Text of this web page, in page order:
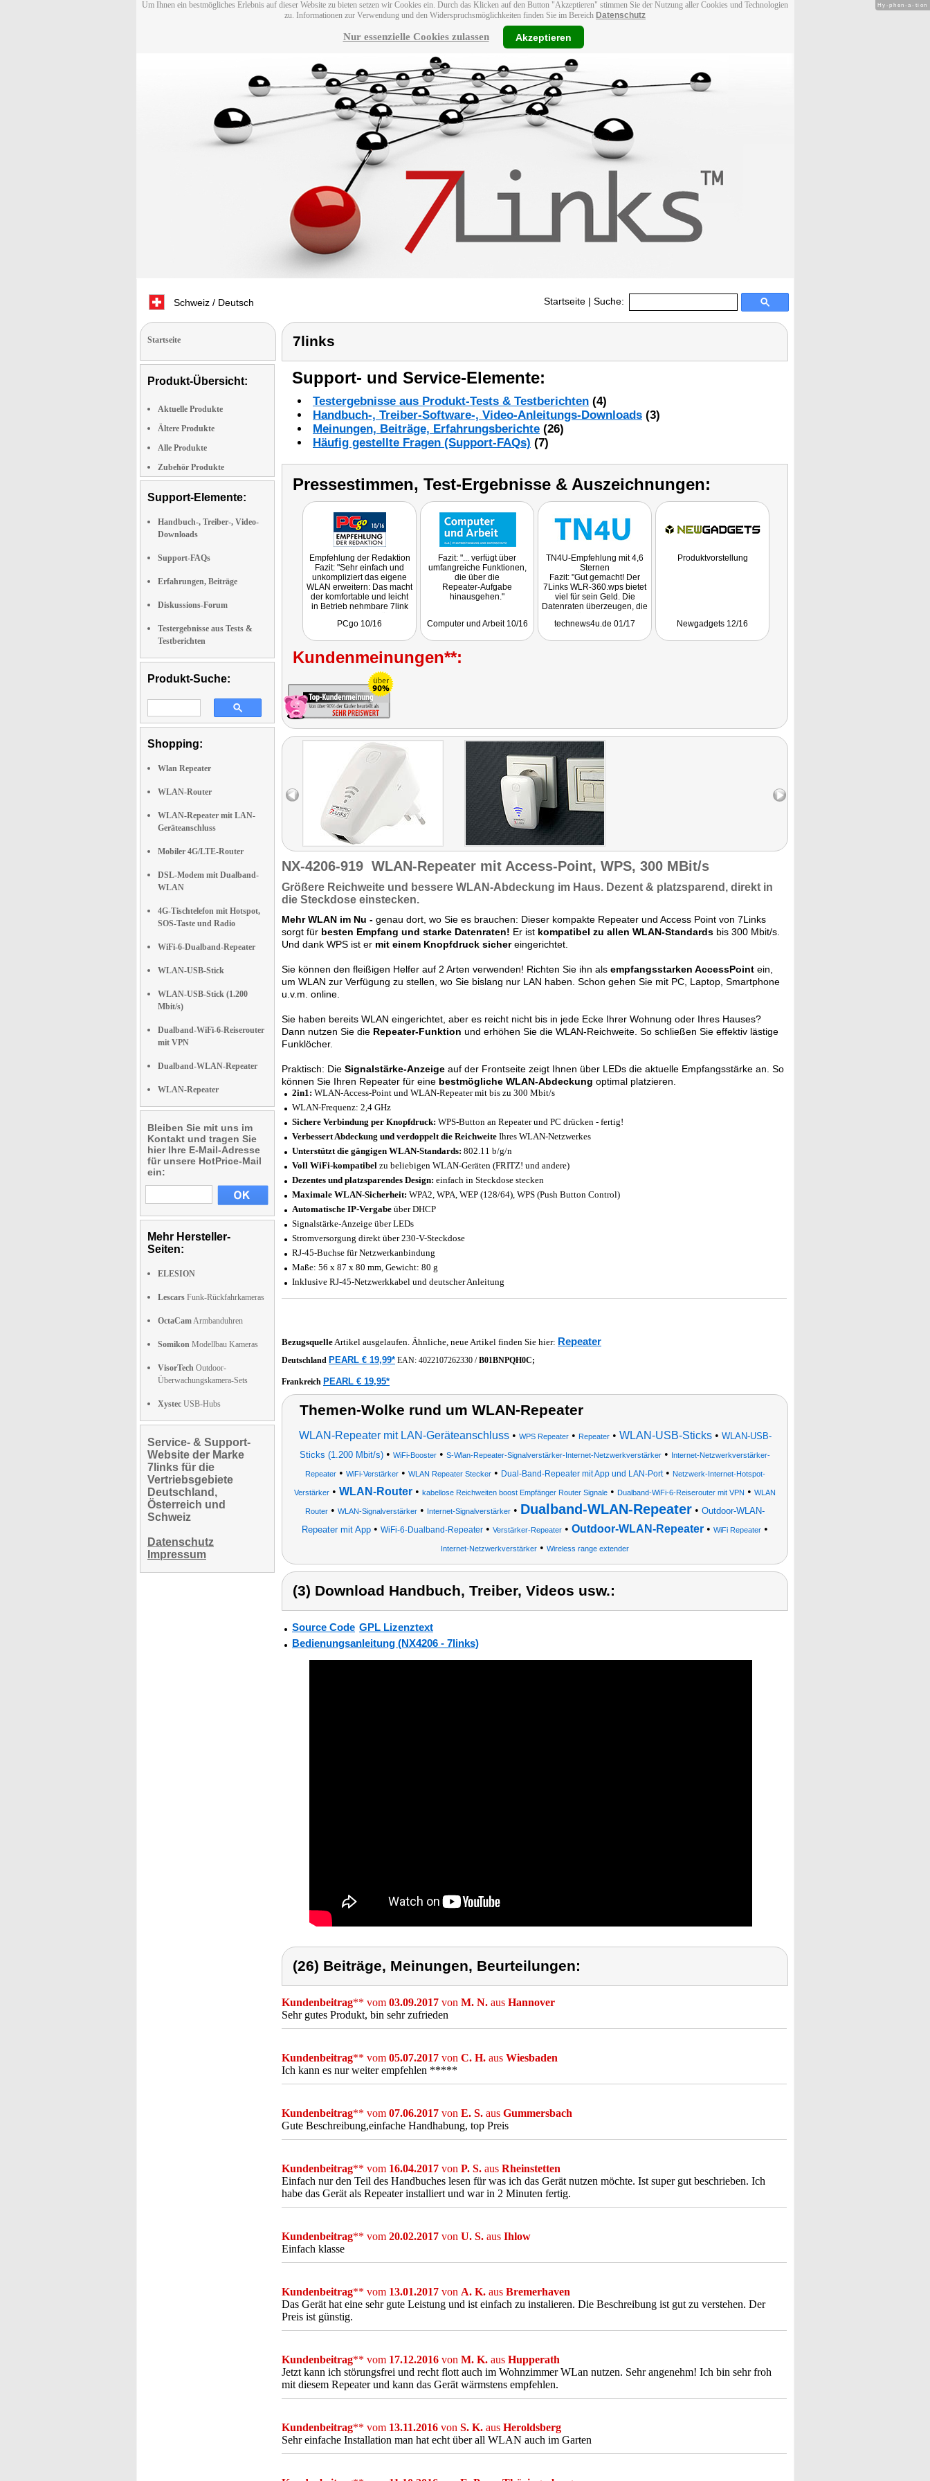
Um Ihnen ein bestmögliches Erlebnis auf dieser Website zu bieten setzen wir Cookies ein. Durch das Klicken auf den Button "Akzeptieren" stimmen Sie der Nutzung aller Cookies und Technologien
zu. Informationen zur Verwendung und den Widerspruchsmöglichkeiten finden Sie im Bereich Datenschutz
Nur essenzielle Cookies zulassen Akzeptieren
Schweiz / Deutsch Startseite | Suche:
Startseite
Produkt-Übersicht:
Aktuelle Produkte
Ältere Produkte
Alle Produkte
Zubehör Produkte
Support-Elemente:
Handbuch-, Treiber-, Video-
Downloads
Support-FAQs
Erfahrungen, Beiträge
Diskussions-Forum
Testergebnisse aus Tests &
Testberichten
Produkt-Suche:
Shopping:
Wlan Repeater
WLAN-Router
WLAN-Repeater mit LAN-
Geräteanschluss
Mobiler 4G/LTE-Router
DSL-Modem mit Dualband-
WLAN
4G-Tischtelefon mit Hotspot,
SOS-Taste und Radio
WiFi-6-Dualband-Repeater
WLAN-USB-Stick
WLAN-USB-Stick (1.200
Mbit/s)
Dualband-WiFi-6-Reiserouter
mit VPN
Dualband-WLAN-Repeater
WLAN-Repeater
Bleiben Sie mit uns im
Kontakt und tragen Sie
hier Ihre E-Mail-Adresse
für unsere HotPrice-Mail
ein:
Mehr Hersteller-
Seiten:
ELESION
Lescars Funk-Rückfahrkameras
OctaCamArmbanduhren
Somikon Modellbau Kameras
VisorTech Outdoor-
Überwachungskamera-Sets
Xystec USB-Hubs
Service- & Support-
Website der Marke
7links für die
Vertriebsgebiete
Deutschland,
Österreich und
Schweiz
Datenschutz
Impressum
7links
Support- und Service-Elemente:
Testergebnisse aus Produkt-Tests & Testberichten (4)
Handbuch-, Treiber-Software-, Video-Anleitungs-Downloads (3)
Meinungen, Beiträge, Erfahrungsberichte (26)
Häufig gestellte Fragen (Support-FAQs) (7)
Pressestimmen, Test-Ergebnisse & Auszeichnungen:
Empfehlung der Redaktion
Fazit: "Sehr einfach und
unkompliziert das eigene
WLAN erweitern: Das macht
der komfortable und leicht
in Betrieb nehmbare 7link
PCgo 10/16
Fazit: "... verfügt über
umfangreiche Funktionen,
die über die
Repeater-Aufgabe
hinausgehen."
Computer und Arbeit 10/16
TN4U-Empfehlung mit 4,6
Sternen
Fazit: "Gut gemacht! Der
7Links WLR-360.wps bietet
viel für sein Geld. Die
Datenraten überzeugen, die
aktuellen Standard
technews4u.de 01/17
Produktvorstellung
Newgadgets 12/16
Kundenmeinungen**:
NX-4206-919 WLAN-Repeater mit Access-Point, WPS, 300 MBit/s
Größere Reichweite und bessere WLAN-Abdeckung im Haus. Dezent & platzsparend, direkt in
die Steckdose einstecken.
Mehr WLAN im Nu - genau dort, wo Sie es brauchen: Dieser kompakte Repeater und Access Point von 7Links
sorgt für besten Empfang und starke Datenraten! Er ist kompatibel zu allen WLAN-Standards bis 300 Mbit/s.
Und dank WPS ist er mit einem Knopfdruck sichereingerichtet.
Sie können den fleißigen Helfer auf 2 Arten verwenden! Richten Sie ihn als empfangsstarken AccessPoint ein,
um WLAN zur Verfügung zu stellen, wo Sie bislang nur LAN haben. Schon gehen Sie mit PC, Laptop, Smartphone
u.v.m. online.
Sie haben bereits WLAN eingerichtet, aber es reicht nicht bis in jede Ecke Ihrer Wohnung oder Ihres Hauses?
Dann nutzen Sie die Repeater-Funktion und erhöhen Sie die WLAN-Reichweite. So schließen Sie effektiv lästige
Funklöcher.
Praktisch: Die Signalstärke-Anzeige auf der Frontseite zeigt Ihnen über LEDs die aktuelle Empfangsstärke an. So
können Sie Ihren Repeater für eine bestmögliche WLAN-Abdeckung optimal platzieren.
2in1: WLAN-Access-Point und WLAN-Repeater mit bis zu 300 Mbit/s
WLAN-Frequenz: 2,4 GHz
Sichere Verbindung per Knopfdruck: WPS-Button an Repeater und PC drücken - fertig!
Verbessert Abdeckung und verdoppelt die Reichweite Ihres WLAN-Netzwerkes
Unterstützt die gängigen WLAN-Standards: 802.11 b/g/n
Voll WiFi-kompatibel zu beliebigen WLAN-Geräten (FRITZ! und andere)
Dezentes und platzsparendes Design: einfach in Steckdose stecken
Maximale WLAN-Sicherheit: WPA2, WPA, WEP (128/64), WPS (Push Button Control)
Automatische IP-Vergabe über DHCP
Signalstärke-Anzeige über LEDs
Stromversorgung direkt über 230-V-Steckdose
RJ-45-Buchse für Netzwerkanbindung
Maße: 56 x 87 x 80 mm, Gewicht: 80 g
Inklusive RJ-45-Netzwerkkabel und deutscher Anleitung
BezugsquelleArtikel ausgelaufen. Ähnliche, neue Artikel finden Sie hier: Repeater
Deutschland PEARL € 19,99* EAN: 4022107262330 /B01BNPQH0C;
Frankreich PEARL € 19,95*
Themen-Wolke rund um WLAN-Repeater
WLAN-Repeater mit LAN-Geräteanschluss• WPS Repeater• Repeater• WLAN-USB-Sticks• WLAN-USB-
Sticks (1.200 Mbit/s) • WiFi-Booster • S-Wlan-Repeater-Signalverstärker-Internet-Netzwerkverstärker • Internet-Netzwerkverstärker-
Repeater• WiFi-Verstärker• WLAN Repeater Stecker• Dual-Band-Repeater mit App und LAN-Port• Netzwerk-Internet-Hotspot-
Verstärker • WLAN-Router • kabellose Reichweiten boost Empfänger Router Signale • Dualband-WiFi-6-Reiserouter mit VPN • WLAN
Router • WLAN-Signalverstärker • Internet-Signalverstärker • Dualband-WLAN-Repeater • Outdoor-WLAN-
Repeater mit App • WiFi-6-Dualband-Repeater • Verstärker-Repeater • Outdoor-WLAN-Repeater • WiFi Repeater •
Internet-Netzwerkverstärker • Wireless range extender
(3) Download Handbuch, Treiber, Videos usw.:
Source Code GPL Lizenztext
Bedienungsanleitung (NX4206 - 7links)
(26) Beiträge, Meinungen, Beurteilungen:
Kundenbeitrag** vom 03.09.2017 von M. N. aus Hannover
Sehr gutes Produkt, bin sehr zufrieden
Kundenbeitrag** vom 05.07.2017 von C. H. aus Wiesbaden
Ich kann es nur weiter empfehlen *****
Kundenbeitrag** vom 07.06.2017 von E. S. aus Gummersbach
Gute Beschreibung,einfache Handhabung, top Preis
Kundenbeitrag** vom 16.04.2017 von P. S. aus Rheinstetten
Einfach nur den Teil des Handbuches lesen für was ich das Gerät nutzen möchte. Ist super gut beschrieben. Ich
habe das Gerät als Repeater installiert und war in 2 Minuten fertig.
Kundenbeitrag** vom 20.02.2017 von U. S. aus Ihlow
Einfach klasse
Kundenbeitrag** vom 13.01.2017 von A. K. aus Bremerhaven
Das Gerät hat eine sehr gute Leistung und ist einfach zu instalieren. Die Beschreibung ist gut zu verstehen. Der
Preis ist günstig.
Kundenbeitrag** vom 17.12.2016 von M. K. aus Hupperath
Jetzt kann ich störungsfrei und recht flott auch im Wohnzimmer WLan nutzen. Sehr angenehm! Ich bin sehr froh
mit diesem Repeater und kann das Gerät wärmstens empfehlen.
Kundenbeitrag** vom 13.11.2016 von S. K. aus Heroldsberg
Sehr einfache Installation man hat echt über all WLAN auch im Garten
Hy-phen-a-tion